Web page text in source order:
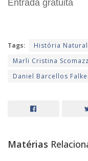
Entrada gratuita
Tags:
História
Marli Cristina
Daniel Barcellos
Matérias